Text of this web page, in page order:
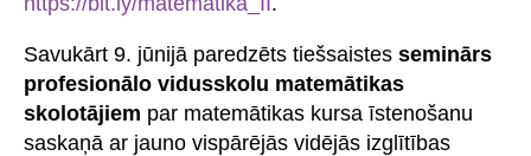
Savukārt 9. jūnijā paredzēts tiešsaistes seminārs
profesionālo vidusskolu matemātikas
skolotājiem par matemātikas kursa īstenošanu
saskaņā ar jauno vispārējās vidējās izglītības